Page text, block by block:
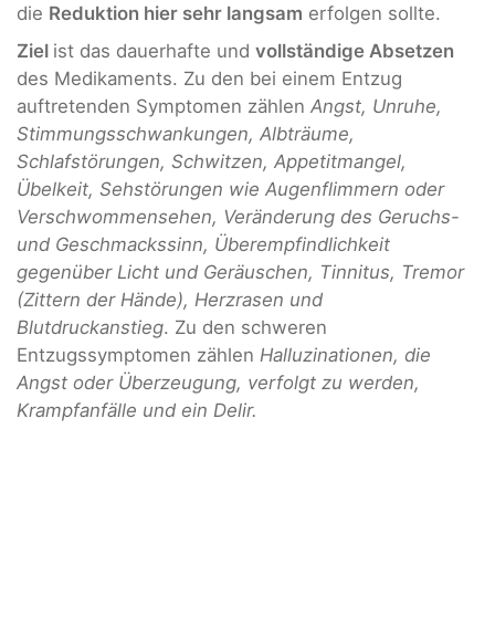
die Reduktion hier sehr langsam erfolgen sollte.
Ziel ist das dauerhafte und vollständige Absetzen
des Medikaments. Zu den bei einem Entzug
auftretenden Symptomen zählen Angst, Unruhe,
Stimmungsschwankungen, Albträume,
Schlafstörungen, Schwitzen, Appetitmangel,
Übelkeit, Sehstörungen wie Augenflimmern oder
Verschwommensehen, Veränderung des Geruchs-
und Geschmackssinn, Überempfindlichkeit
gegenüber Licht und Geräuschen, Tinnitus, Tremor
(Zittern der Hände), Herzrasen und
Blutdruckanstieg. Zu den schweren
Entzugssymptomen zählen Halluzinationen, die
Angst oder Überzeugung, verfolgt zu werden,
Krampfanfälle und ein Delir.